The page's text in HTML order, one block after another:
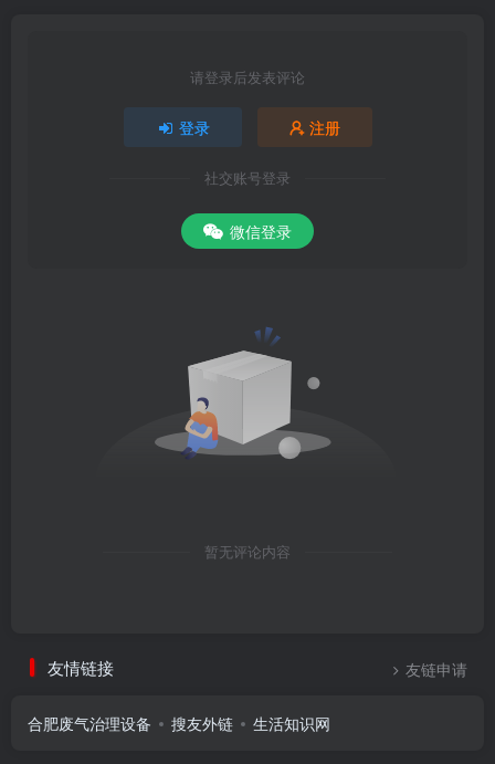
请登录后发表评论
登录 注册
社交账号登录
微信登录
暂无评论内容
友情链接 友链申请
合肥废气治理设备 搜友外链 生活知识网